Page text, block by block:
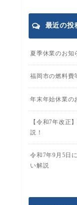
最近の投
夏季休業のお知
福岡市の燃料費
年末年始休業の
【令和7年改正
説！
令和7年9月5日
い解説